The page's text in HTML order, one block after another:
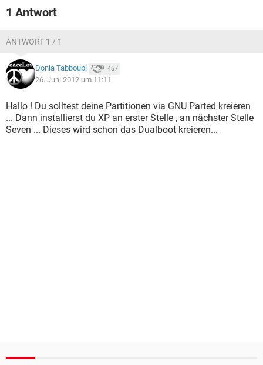
1 Antwort
ANTWORT 1 / 1
Donia Tabboubi 457
26. Juni 2012 um 11:11
Hallo ! Du solltest deine Partitionen via GNU Parted kreieren
... Dann installierst du XP an erster Stelle , an nächster Stelle
Seven ... Dieses wird schon das Dualboot kreieren...